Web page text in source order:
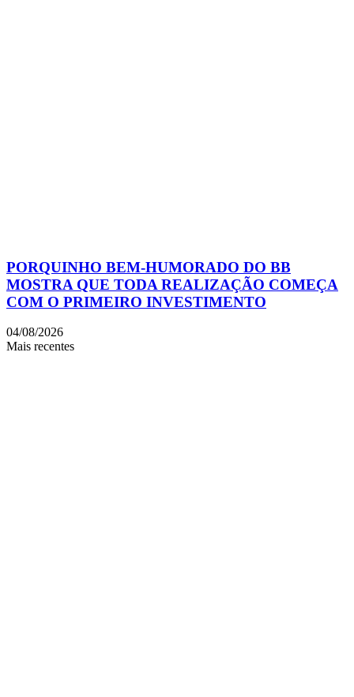
PORQUINHO BEM-HUMORADO DO BB
MOSTRA QUE TODA REALIZAÇÃO COMEÇA
COM O PRIMEIRO INVESTIMENTO
04/08/2026
Mais recentes